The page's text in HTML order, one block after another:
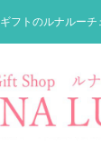
ギフトのルナルーチ